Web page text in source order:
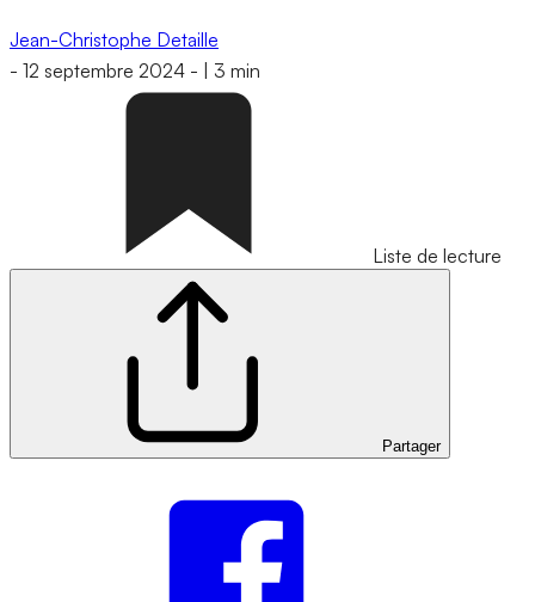
Jean-Christophe Detaille
- 12 septembre 2024 - 3 min
Liste de lecture
Partager